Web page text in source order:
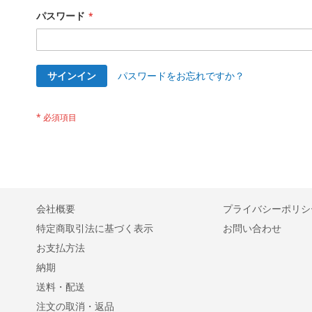
パスワード
サインイン パスワードをお忘れですか？
会社概要
特定商取引法に基づく表示
お支払方法
納期
送料・配送
注文の取消・返品
プライバシーポリ
お問い合わせ